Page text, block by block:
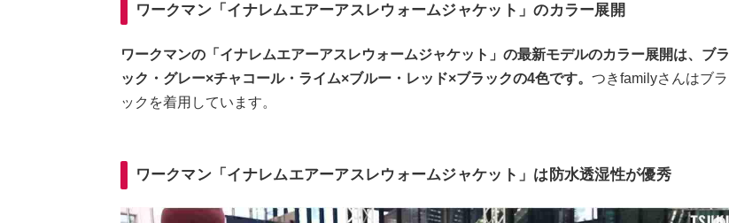
ワークマン「イナレムエアーアスレウォームジャケット」のカラー展開
ワークマンの「イナレムエアーアスレウォームジャケット」の最新モデルのカラー展開は、ブラ
ック・グレー×チャコール・ライム×ブルー・レッド×ブラックの4色です。 つきfamilyさんはブラ
ックを着用しています。
ワークマン「イナレムエアーアスレウォームジャケット」は防水透湿性が優秀